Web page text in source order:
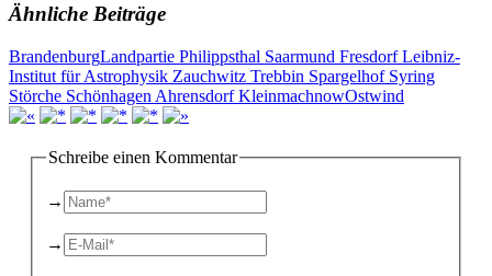
Ähnliche Beiträge
BrandenburgLandpartie Philippsthal Saarmund Fresdorf Leibniz-
Institut für Astrophysik Zauchwitz Trebbin Spargelhof Syring
Störche Schönhagen Ahrensdorf KleinmachnowOstwind
Schreibe einen Kommentar
→
→